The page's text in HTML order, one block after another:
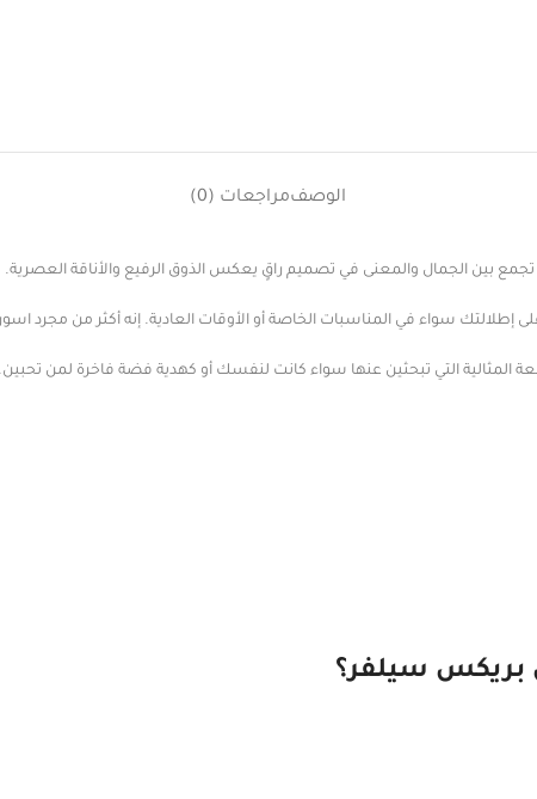
الوصفمراجعات (0)
بين الجمال والمعنى في تصميم راقٍ يعكس الذوق الرفيع والأناقة العصرية.
سواء في المناسبات الخاصة أو الأوقات العادية. إنه أكثر من مجرد
بريكس سيلفر؟